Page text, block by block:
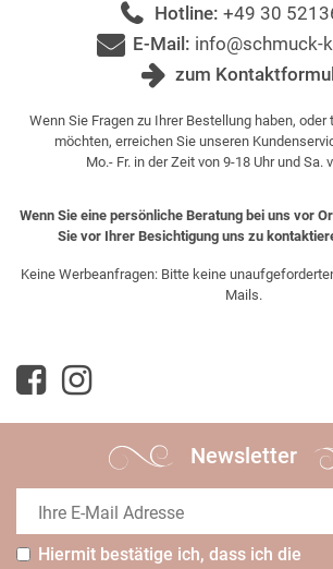
Hotline: +49 30
E-Mail: info@schmuck-
zum
Wenn Sie Fragen zu Ihrer Bestellung haben,
möchten, erreichen Sie unseren
Mo.- Fr. in der Zeit von 9-18 Uhr und Sa.
Wenn Sie eine persönliche Beratung bei uns vor
Sie vor Ihrer Besichtigung uns zu
Keine Werbeanfragen: Bitte keine
Mails.
Newsletter
Hiermit bestätige ich, dass ich die